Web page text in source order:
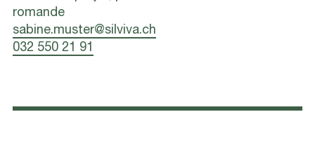
romande
sabine.muster@silviva.ch
032 550 21 91